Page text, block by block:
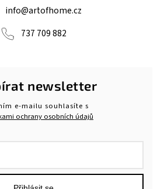
info@artofhome.cz
737 709 882
newsletter
e-mailu souhlasíte s
ochrany osobních údajů